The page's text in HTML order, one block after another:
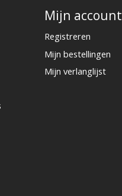
Mijn account
Registreren
Mijn bestellingen
Mijn verlanglijst